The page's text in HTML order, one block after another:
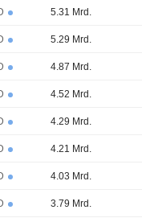
5.31 Mrd.
5.29 Mrd.
4.87 Mrd.
4.52 Mrd.
4.29 Mrd.
4.21 Mrd.
4.03 Mrd.
3.79 Mrd.